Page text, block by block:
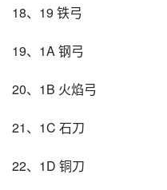
18、19 铁弓
19、1A 钢弓
20、1B 火焰弓
21、1C 石刀
22、1D 铜刀